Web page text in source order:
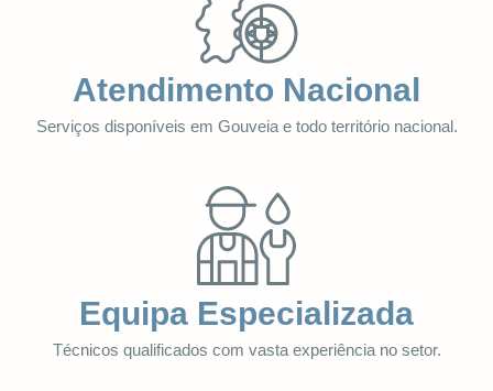
Atendimento Nacional
Serviços disponíveis em Gouveia e todo território nacional.
Equipa Especializada
Técnicos qualificados com vasta experiência no setor.